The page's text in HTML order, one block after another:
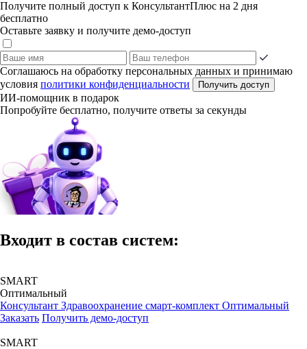
Получите полный доступ к КонсультантПлюс на 2 дня
бесплатно
Оставьте заявку и получите демо-доступ
Соглашаюсь на обработку персональных данных и принимаю
условия политики конфиденциальности Получить доступ
ИИ-помощник в подарок
Попробуйте бесплатно, получите ответы за секунды
Входит в состав систем:
SMART
Оптимальный
Консультант Здравоохранение смарт-комплект Оптимальный
Заказать Получить демо-доступ
SMART